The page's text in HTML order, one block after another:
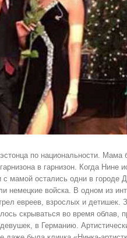
по национальности.
в гарнизон. Когда Нине
мамой остались одни в городе
немецкие войска. В одном из
евреев, взрослых и детишек.
скрываться во время облав,
в Германию.